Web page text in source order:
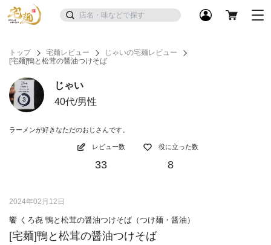
トップ 宅麺レビュー
じゃいの宅麺レビュー
[宅麺]鴨と松茸の醤油つけそば
じゃい
40代/男性
ラーメンが好きなただのおじさんです。
レビュー数
33
役に立った数
8
2024年02月12日
饗 くろ㐂 鴨と松茸の醤油つけそば（つけ麺・醤油）
[宅麺]鴨と松茸の醤油つけそば